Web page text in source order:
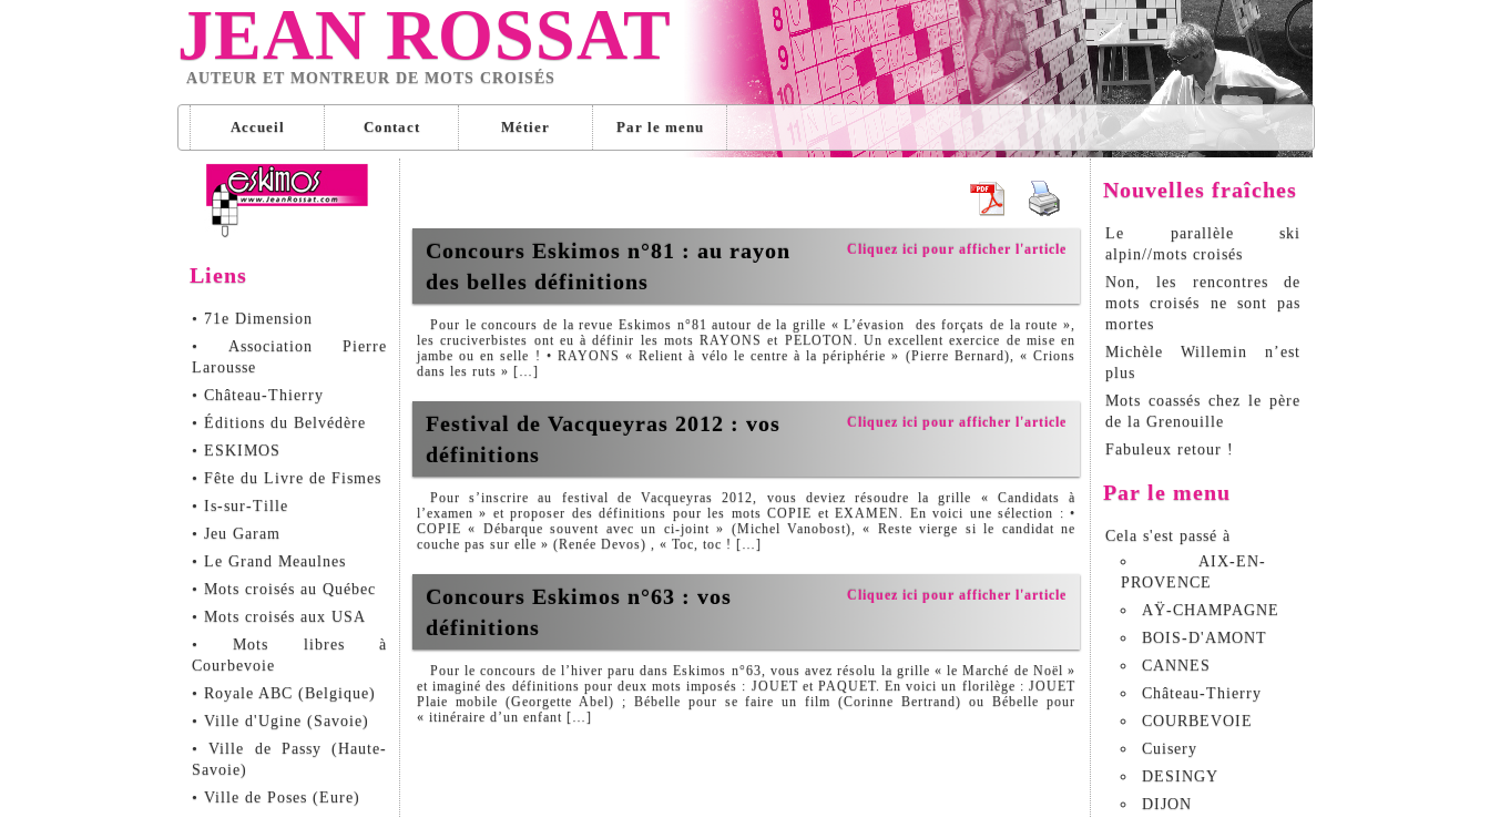
Accueil Contact Métier Par le menu
JEAN ROSSAT
AUTEUR ET MONTREUR DE MOTS CROISÉS
Concours Eskimos n°81 : au rayon
des belles définitions
Cliquez ici pour afficher l'article
Pour le concours de la revue Eskimos n°81 autour de la grille « L’évasion des forçats de la route »,
les cruciverbistes ont eu à définir les mots RAYONS et PELOTON. Un excellent exercice de mise en
jambe ou en selle ! • RAYONS « Relient à vélo le centre à la périphérie » (Pierre Bernard), « Crions
dans les ruts » […]
Festival de Vacqueyras 2012 : vos
définitions
Cliquez ici pour afficher l'article
Pour s’inscrire au festival de Vacqueyras 2012, vous deviez résoudre la grille « Candidats à
l’examen » et proposer des définitions pour les mots COPIE et EXAMEN. En voici une sélection : •
COPIE « Débarque souvent avec un ci-joint » (Michel Vanobost), « Reste vierge si le candidat ne
couche pas sur elle » (Renée Devos) , « Toc, toc ! […]
Concours Eskimos n°63 : vos
définitions
Cliquez ici pour afficher l'article
Pour le concours de l’hiver paru dans Eskimos n°63, vous avez résolu la grille « le Marché de Noël »
et imaginé des définitions pour deux mots imposés : JOUET et PAQUET. En voici un florilège : JOUET
Plaie mobile (Georgette Abel) ; Bébelle pour se faire un film (Corinne Bertrand) ou Bébelle pour
« itinéraire d’un enfant […]
Nouvelles fraîches
Le parallèle ski
alpin//mots croisés
Non, les rencontres de
mots croisés ne sont pas
mortes
Michèle Willemin n’est
plus
Mots coassés chez le père
de la Grenouille
Fabuleux retour !
Par le menu
Cela s'est passé à
AIX-EN-
PROVENCE
AŸ-CHAMPAGNE
BOIS-D'AMONT
CANNES
Château-Thierry
COURBEVOIE
Cuisery
DESINGY
DIJON
Liens
• 71e Dimension
• Association Pierre
Larousse
• Château-Thierry
• Éditions du Belvédère
• ESKIMOS
• Fête du Livre de Fismes
• Is-sur-Tille
• Jeu Garam
• Le Grand Meaulnes
• Mots croisés au Québec
• Mots croisés aux USA
• Mots libres à
Courbevoie
• Royale ABC (Belgique)
• Ville d'Ugine (Savoie)
• Ville de Passy (Haute-
Savoie)
• Ville de Poses (Eure)